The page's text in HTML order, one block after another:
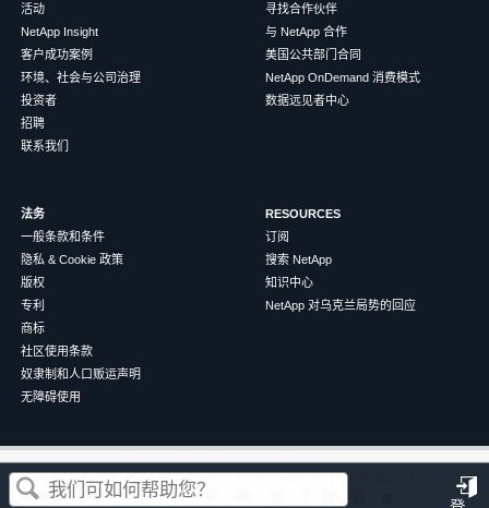
这篇文章对您有帮助吗？
活动
NetApp Insight
客户成功案例
环境、社会与公司治理
投资者
招聘
联系我们
寻找合作伙伴
与 NetApp 合作
美国公共部门合同
NetApp OnDemand 消费模式
数据远见者中心
法务
一般条款和条件
隐私 & Cookie 政策
版权
专利
商标
社区使用条款
奴隶制和人口贩运声明
无障碍使用
RESOURCES
订阅
搜索 NetApp
知识中心
NetApp 对乌克兰局势的回应
©2026NetApp 中文（简体） 条款和条件
隐私政策
Cookie 政策
Cookie 设置